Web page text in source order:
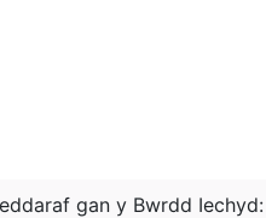
gan y Bwrdd Iechyd: